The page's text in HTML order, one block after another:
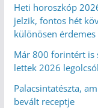
Heti horoszkóp
jelzik, fontos hét
különösen
Már 800 forintért is
lettek 2026
Palacsintatészta,
bevált receptje